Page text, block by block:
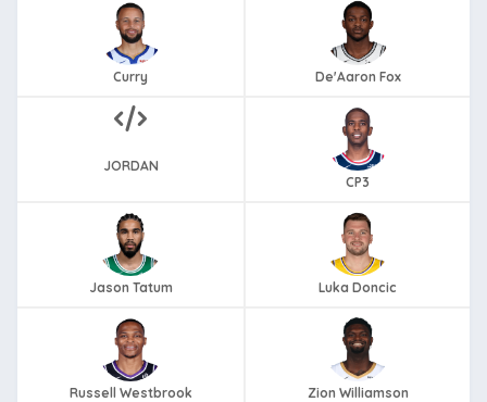
Curry De'Aaron Fox
JORDAN
CP3
Jason Tatum Luka Doncic
Russell Westbrook Zion Williamson